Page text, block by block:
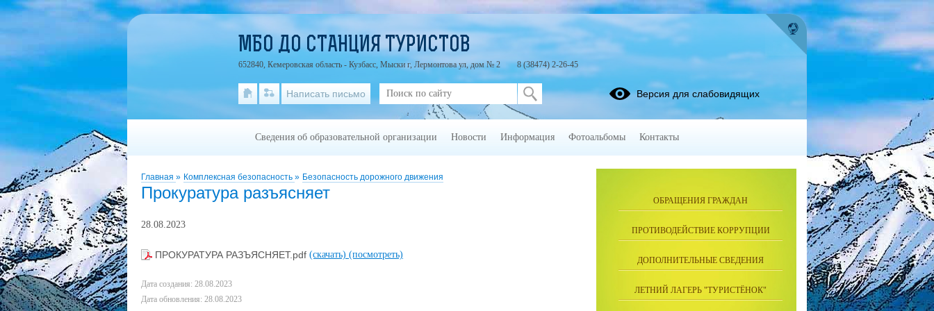
Главная » Комплексная безопасность » Безопасность дорожного движения
Прокуратура разъясняет
28.08.2023
ПРОКУРАТУРА РАЗЪЯСНЯЕТ.pdf (скачать) (посмотреть)
Дата создания: 28.08.2023
Дата обновления: 28.08.2023
ОБРАЩЕНИЯ ГРАЖДАН
ПРОТИВОДЕЙСТВИЕ КОРРУПЦИИ
ДОПОЛНИТЕЛЬНЫЕ СВЕДЕНИЯ
ЛЕТНИЙ ЛАГЕРЬ "ТУРИСТЁНОК"
МБО ДО СТАНЦИЯ ТУРИСТОВ
652840, Кемеровская область - Кузбасс, Мыски г, Лермонтова ул, дом № 2 8 (38474) 2-26-45
Написать письмо Версия для слабовидящих
Сведения об образовательной организации Новости Информация Фотоальбомы Контакты